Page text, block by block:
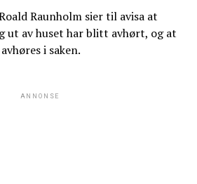
Raunholm sier til avisa at
ut av huset har blitt avhørt, og at
i saken.
ANNONSE